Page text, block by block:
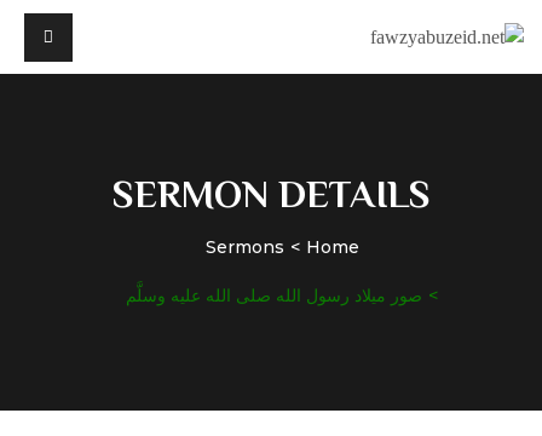
SERMON DETAILS
Home
Sermons
صور ميلاد رسول الله صلى الله عليه وسلَّم